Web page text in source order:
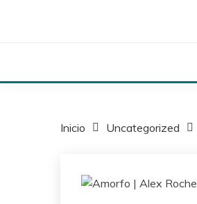
Inicio Uncategorized